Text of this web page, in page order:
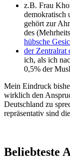
z.B. Frau
demokratisch
gehört zur
des
hübsche
der Zentralrat
ich, als ich
0,5% der
Mein Eindruck
wirklich den
Deutschland zu
repräsentativ sind
Beliebteste